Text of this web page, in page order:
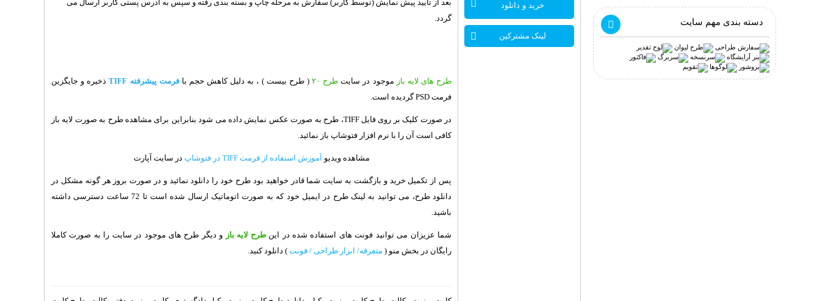
خرید و دانلود
لینک مشترکین
بعد از تأیید پیش نمایش (توسط کاربر) سفارش به مرحله چاپ و بسته بندی رفته و سپس به آدرس پستی کاربر ارسال می
گردد.
طرح های لایه باز موجود در سایت طرح ۲۰ ( طرح بیست ) ، به دلیل کاهش حجم بافرمت پیشرفته TIFF
ذخیره و جایگزین
فرمت PSD گردیده است.
در صورت کلیک بر روی فایل TIFF، طرح به صورت عکس نمایش داده می شود بنابراین برای مشاهده طرح به صورت لایه باز
کافی است آن را با نرم افزار فتوشاپ باز نمائید.
مشاهده ویدیو آموزش استفاده از فرمت TIFF در فتوشاپ در سایت آپارت
پس از تکمیل خرید و بازگشت به سایت شما قادر خواهید بود طرح خود را دانلود نمائید و در صورت بروز هر گونه مشکل در
دانلود طرح، می توانید به لینک طرح در ایمیل خود که به صورت اتوماتیک ارسال شده است تا 72 ساعت دسترسی داشته
باشید.
شما عزیزان می توانید فونت های استفاده شده در اینطرح لایه باز و دیگر طرح های موجود در سایت را به صورت کاملا
رایگان در بخش منو ( متفرقه/ ابزار طراحی / فونت ) دانلود کنید.
دسته بندی مهم سایت